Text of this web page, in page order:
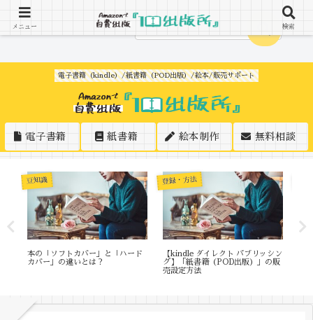
電子書籍（kindle）/紙書籍（POD出版）/絵本/販売サポート
電子書籍 紙書籍 絵本制作 無料相談
豆知識
本の「ソフトカバー」と「ハード
カバー」の違いとは？
登録・方法
【kindle ダイレクト パブリッシン
グ】「紙書籍（POD出版）」の販
売設定方法
メニュー 検索